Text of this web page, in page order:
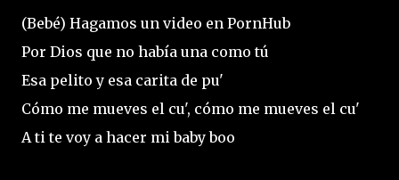
(Bebé) Hagamos un video en PornHub
Por Dios que no había una como tú
Esa pelito y esa carita de pu'
Cómo me mueves el cu', cómo me mueves el cu'
A ti te voy a hacer mi baby boo